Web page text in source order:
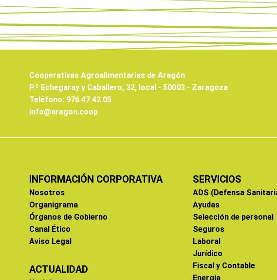
Cooperativas Agroalimentarias de Aragón
P.º Echegaray y Caballero, 32, local - 50003 - Zaragoza
Teléfono: 976 47 42 05
info@aragon.coop
INFORMACIÓN CORPORATIVA
Nosotros
Organigrama
Órganos de Gobierno
Canal Ético
Aviso Legal
ACTUALIDAD
SERVICIOS
ADS (Defensa
Ayudas
Selección de personal
Seguros
Laboral
Jurídico
Fiscal y Contable
Energía